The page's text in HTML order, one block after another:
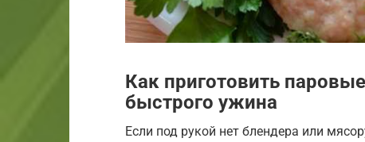
Как приготовить
быстрого ужина
Если под рукой нет блендера или